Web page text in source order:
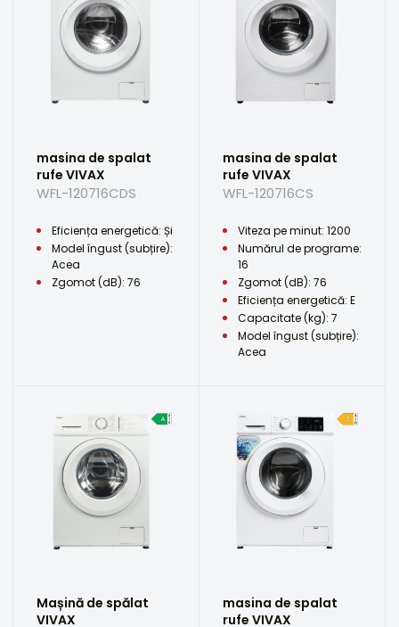
masina de spalat
rufe VIVAX
WFL-120716CDS
Eficiența energetică: Și
Model îngust (subțire):
Acea
Zgomot (dB): 76
masina de spalat
rufe VIVAX
WFL-120716CS
Viteza pe minut: 1200
Numărul de programe:
16
Zgomot (dB): 76
Eficiența energetică: E
Capacitate (kg): 7
Model îngust (subțire):
Acea
Mașină de spălat
VIVAX
masina de spalat
rufe VIVAX